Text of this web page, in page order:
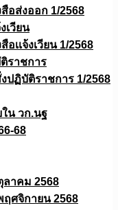
อส่งออก 1/2568
เวียน
อเเจ้งเวียน 1/2568
ราชการ
ปฏิบัติราชการ 1/2568
น วก.นฐ
68
ลาคม 2568
ฤศจิกายน 2568